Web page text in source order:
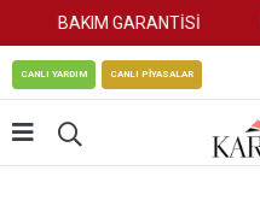
BAKIM GARANTİSİ
CANLI YARDIM CANLI PİYASALAR